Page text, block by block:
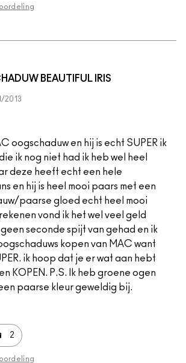
BEAUTIFUL IRIS
2013
oogschaduw en hij is echt SUPER ik
ik nog niet had ik heb wel heel
deze heeft echt een hele
en hij is heel mooi paars met een
paarse gloed echt heel mooi
vond ik het wel veel geld
seconde spijt van gehad en ik
kopen van MAC want
ik hoop dat je er wat aan hebt
KOPEN. P.S. Ik heb groene ogen
paarse kleur geweldig bij.
2